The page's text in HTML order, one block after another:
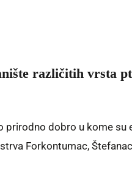
različitih vrsta
prirodno dobro u kome su
Forkontumac,